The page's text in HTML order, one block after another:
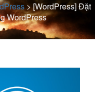
>[WordPress] Đặt
WordPress